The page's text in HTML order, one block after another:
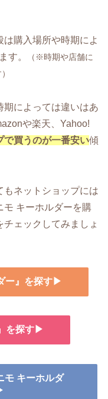
購入場所や時期によ
す。
（※時期や店舗に
期によっては違いはあ
や楽天、Yahoo!
で買うのが一番安い傾
もネットショップには
モ キーホルダーを購
ェックしてみましょ
ー』を探す▶
を探す▶
モ キーホルダ